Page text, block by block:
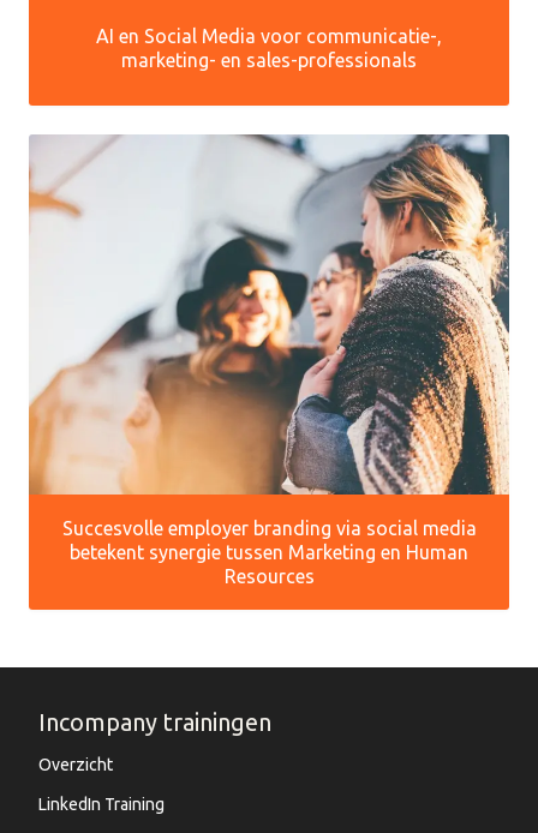
AI en Social Media voor communicatie-,
marketing- en sales-professionals
Succesvolle employer branding via social media
betekent synergie tussen Marketing en Human
Resources
Incompany trainingen
Overzicht
LinkedIn Training